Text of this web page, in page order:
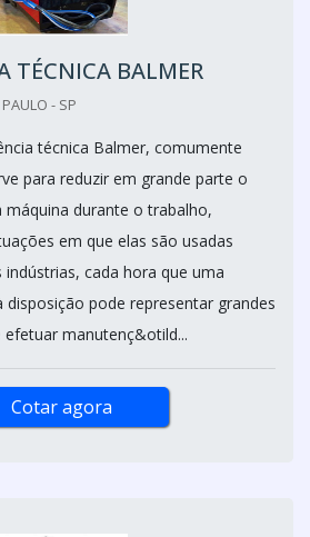
TÉCNICA BALMER
- SP
técnica Balmer, comumente
para reduzir em grande parte o
durante o trabalho,
em que elas são usadas
cada hora que uma
pode representar grandes
manutenç&otild...
Cotar agora